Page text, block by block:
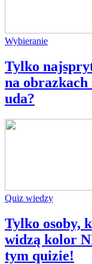
Wybieranie
Tylko
na obrazkach
uda?
Quiz wiedzy
Tylko osoby,
widzą kolor
tym quizie!